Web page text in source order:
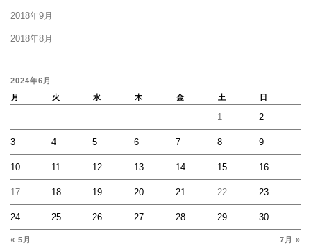
2018年9月
2018年8月
2024年6月
月
火 水 木 金 土 日
« 5月 7月 »
1 2
3 4 5 6 7 8 9
10 11 12 13 14 15 16
17 18 19 20 21 22 23
24 25 26 27 28 29 30